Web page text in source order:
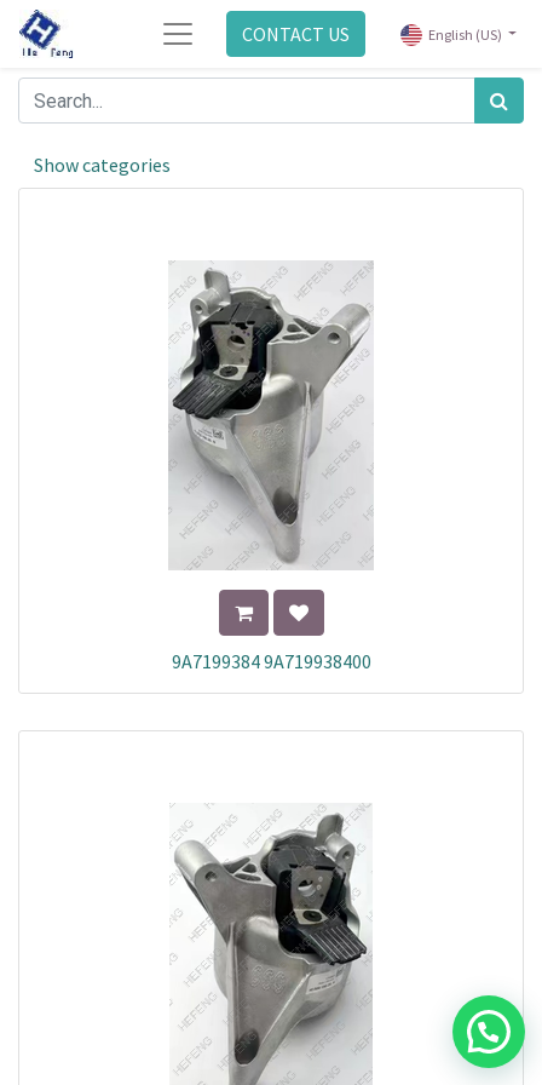
CONTACT US English (US)
Show categories
9A7199384 9A719938400